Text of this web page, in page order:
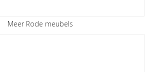
Meer Rode meubels